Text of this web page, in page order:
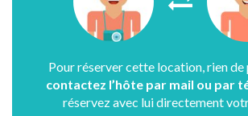
Pour réserver cette location, rien de
contactez l’hôte par mail ou par
réservez avec lui directement